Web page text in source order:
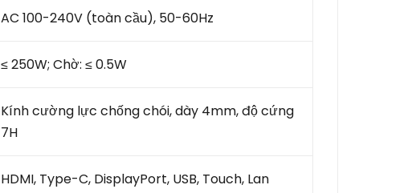
AC 100-240V (toàn cầu), 50-60Hz
≤ 250W; Chờ: ≤ 0.5W
Kính cường lực chống chói, dày 4mm, độ cứng
7H
HDMI, Type-C, DisplayPort, USB, Touch, Lan